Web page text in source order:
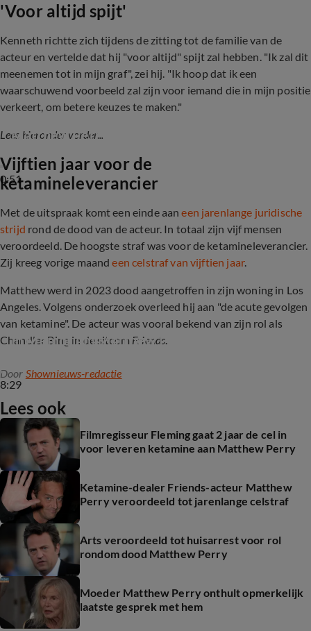
'Voor altijd spijt'
Kenneth richtte zich tijdens de zitting tot de familie van de
acteur en vertelde dat hij "voor altijd" spijt zal hebben. "Ik zal dit
meenemen tot in mijn graf", zei hij. "Ik hoop dat ik een
waarschuwend voorbeeld zal zijn voor iemand die in mijn positie
verkeert, om betere keuzes te maken."
Lees hieronder verder...
0:51
Ketamine blijkt doodsoorzaak Friends-acteur
Matthew Perry
Vijftien jaar voor de
ketamineleverancier
Met de uitspraak komt een einde aaneen jarenlange juridische
strijd rond de dood van de acteur. In totaal zijn vijf mensen
veroordeeld. De hoogste straf was voor de ketamineleverancier.
Zij kreeg vorige maandeen celstraf van vijftien jaar.
Matthewwerd in 2023 dood aangetroffen in zijn woning in Los
Angeles. Volgens onderzoek overleed hij aan "de acute gevolgen
van ketamine". De acteur was vooral bekend van zijn rol als
Chandler Bing in de sitcom Friends.
8:29
In Memoriam Matthew Perry 1969-2023
Door Shownieuws-redactie
Lees ook
Filmregisseur Fleming gaat 2 jaar de cel in
voor leveren ketamine aan Matthew Perry
Ketamine-dealer Friends-acteur Matthew
Perry veroordeeld tot jarenlange celstraf
Arts veroordeeld tot huisarrest voor rol
rondom dood Matthew Perry
Moeder Matthew Perry onthult opmerkelijk
laatste gesprek met hem